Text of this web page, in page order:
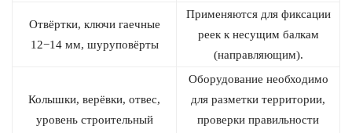
Отвёртки, ключи гаечные
12−14 мм, шуруповёрты
Применяются для фиксации
реек к несущим балкам
(направляющим).
Колышки, верёвки, отвес,
уровень строительный
Оборудование необходимо
для разметки территории,
проверки правильности